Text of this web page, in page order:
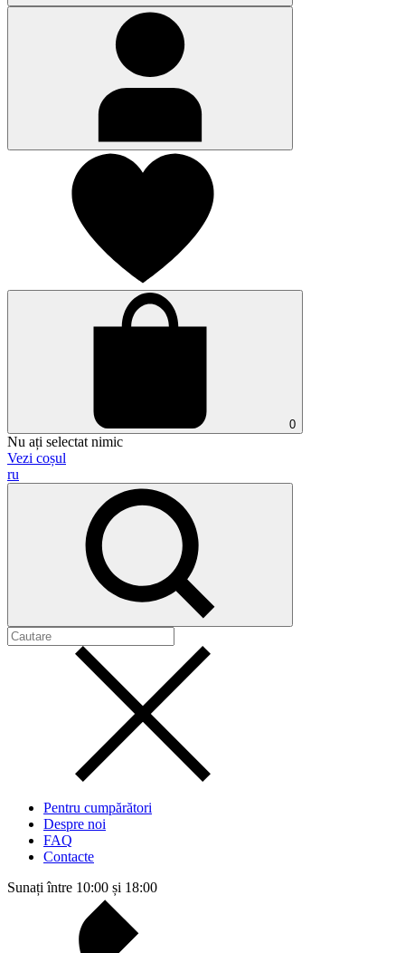
0
Nu ați selectat nimic
Vezi coșul
ru
Pentru cumpărători
Despre noi
FAQ
Contacte
Sunați între 10:00 și 18:00